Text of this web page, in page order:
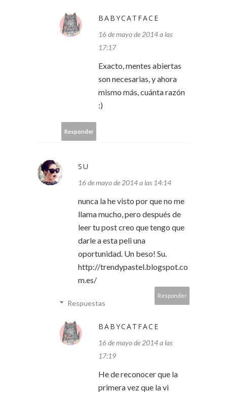
BABYCATFACE
16 de mayo de 2014 a las
17:17
Exacto, mentes abiertas
son necesarias, y ahora
mismo más, cuánta razón
:)
Responder
SU
16 de mayo de 2014 a las 14:14
nunca la he visto por que no me
llama mucho, pero después de
leer tu post creo que tengo que
darle a esta peli una
oportunidad. Un beso! Su.
http://trendypastel.blogspot.co
m.es/
Responder
Respuestas
BABYCATFACE
16 de mayo de 2014 a las
17:19
He de reconocer que la
primera vez que la vi